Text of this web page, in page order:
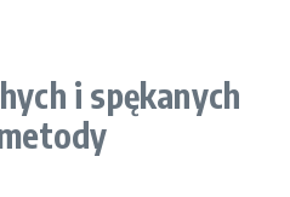
i spękanych